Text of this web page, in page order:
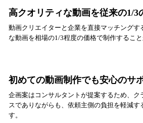
高クオリティな動画を従来の1/3
動画クリエイターと企業を直接マッチングす
な動画を相場の1/3程度の価格で制作すること
初めての動画制作でも安心のサ
企画案はコンサルタントが提案するため、ク
スでありながらも、依頼主側の負担を軽減す
す。